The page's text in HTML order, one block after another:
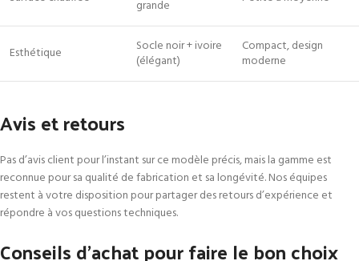
grande
Esthétique
Socle noir + ivoire
(élégant)
Compact, design
moderne
Avis et retours
Pas d’avis client pour l’instant sur ce modèle précis, mais la gamme est
reconnue pour sa qualité de fabrication et sa longévité. Nos équipes
restent à votre disposition pour partager des retours d’expérience et
répondre à vos questions techniques.
Conseils d’achat pour faire le bon choix